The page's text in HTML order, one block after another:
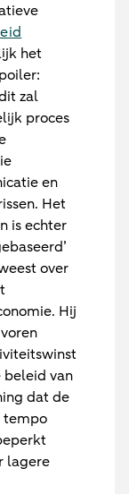
het
zal
proces
en
Het
is echter
over
Hij
beleid van
dat de
tempo
lagere